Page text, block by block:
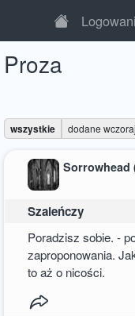
Proza
wszystkie dodane wczoraj
Sorrowhead
Szaleńczy
Poradzisz sobie. -
zaproponowania.
to aż o nicości.